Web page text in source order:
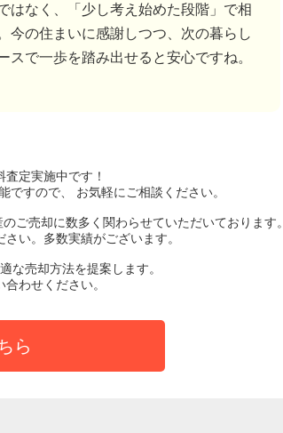
はなく、「少し考え始めた段階」で相
今の住まいに感謝しつつ、次の暮らし
で一歩を踏み出せると安心ですね。
定実施中です！
すので、 お気軽にご相談ください。
ご売却に数多く関わらせていただいております。
い。多数実績がございます。
な売却方法を提案します。
わせください。
ら